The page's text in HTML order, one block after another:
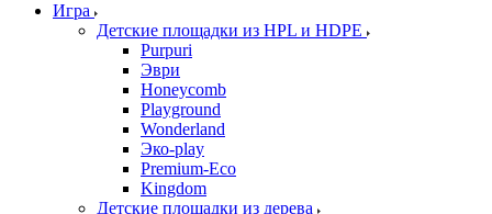
Игра
Детские площадки из HPL и HDPE
Purpuri
Эври
Honeycomb
Playground
Wonderland
Эко-play
Premium-Eco
Kingdom
Детские площадки из дерева